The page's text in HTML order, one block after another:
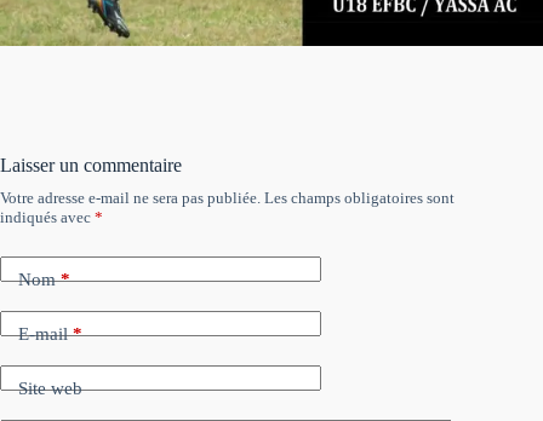
Laisser un commentaire
Votre adresse e-mail ne sera pas publiée. Les champs obligatoires sont
indiqués avec *
Nom*
E-mail*
Site web